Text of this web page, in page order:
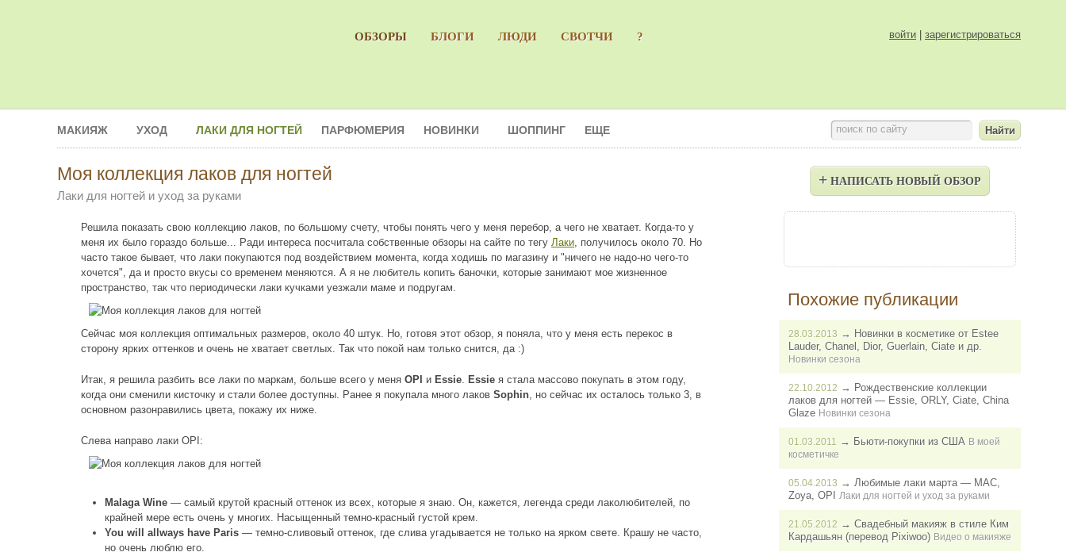
войти зарегистрироваться
ОБЗОРЫ БЛОГИ ЛЮДИ СВОТЧИ ?
поиск по сайту
МАКИЯЖ УХОД ЛАКИ ДЛЯ НОГТЕЙ ПАРФЮМЕРИЯ НОВИНКИ ШОППИНГ ЕЩЕ
Моя коллекция лаков для ногтей
Лаки для ногтей и уход за руками
Решила показать свою коллекцию лаков, по большому счету, чтобы понять чего у меня перебор, а чего не хватает. Когда-то у
меня их было гораздо больше... Ради интереса посчитала собственные обзоры на сайте по тегу Лаки, получилось около 70. Но
часто такое бывает, что лаки покупаются под воздействием момента, когда ходишь по магазину и "ничего не надо-но чего-то
хочется", да и просто вкусы со временем меняются. А я не любитель копить баночки, которые занимают мое жизненное
пространство, так что периодически лаки кучками уезжали маме и подругам.
Сейчас моя коллекция оптимальных размеров, около 40 штук. Но, готовя этот обзор, я поняла, что у меня есть перекос в
сторону ярких оттенков и очень не хватает светлых. Так что покой нам только снится, да :)
Итак, я решила разбить все лаки по маркам, больше всего у меня OPI и Essie. Essie я стала массово покупать в этом году,
когда они сменили кисточку и стали более доступны. Ранее я покупала много лаков Sophin, но сейчас их осталось только 3, в
основном разонравились цвета, покажу их ниже.
Слева направо лаки OPI:
Malaga Wine — самый крутой красный оттенок из всех, которые я знаю. Он, кажется, легенда среди лаколюбителей, по
крайней мере есть очень у многих. Насыщенный темно-красный густой крем.
You will allways have Paris — темно-сливовый оттенок, где слива угадывается не только на ярком свете. Крашу не часто,
но очень люблю его.
+ НАПИСАТЬ НОВЫЙ ОБЗОР
Похожие публикации
28.03.2013 → Новинки в косметике от Estee
Lauder, Chanel, Dior, Guerlain, Ciate и др.
Новинки сезона
22.10.2012 → Рождественские коллекции
лаков для ногтей — Essie, ORLY, Ciate, China
Glaze Новинки сезона
01.03.2011 → Бьюти-покупки из США В моей
косметичке
05.04.2013 → Любимые лаки марта — MAC,
Zoya, OPI
Лаки для ногтей и уход за руками
21.05.2012 → Свадебный макияж в стиле Ким
Кардашьян (перевод Pixiwoo) Видео о макияже